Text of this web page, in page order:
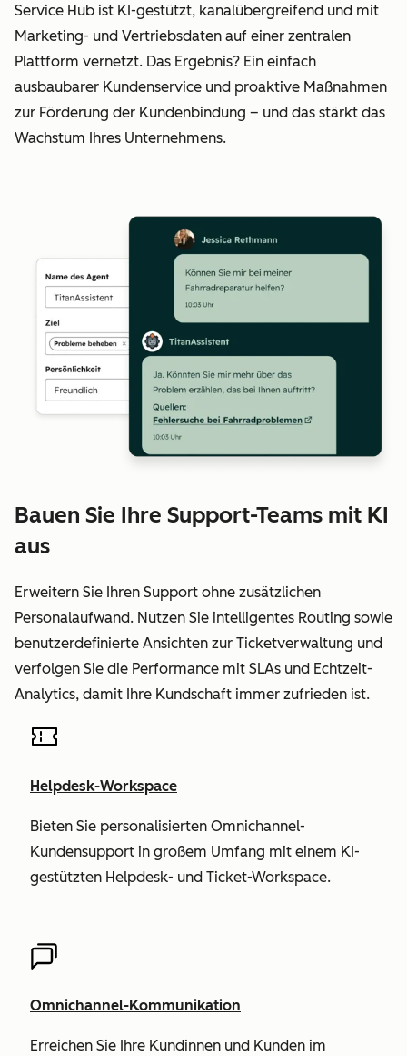
Service Hub ist KI-gestützt, kanalübergreifend und mit
Marketing- und Vertriebsdaten auf einer zentralen
Plattform vernetzt. Das Ergebnis? Ein einfach
ausbaubarer Kundenservice und proaktive Maßnahmen
zur Förderung der Kundenbindung – und das stärkt das
Wachstum Ihres Unternehmens.
Bauen Sie Ihre Support-Teams mit KI
aus
Erweitern Sie Ihren Support ohne zusätzlichen
Personalaufwand. Nutzen Sie intelligentes Routing sowie
benutzerdefinierte Ansichten zur Ticketverwaltung und
verfolgen Sie die Performance mit SLAs und Echtzeit-
Analytics, damit Ihre Kundschaft immer zufrieden ist.
Helpdesk-Workspace
Bieten Sie personalisierten Omnichannel-
Kundensupport in großem Umfang mit einem KI-
gestützten Helpdesk- und Ticket-Workspace.
Omnichannel-Kommunikation
Erreichen Sie Ihre Kundinnen und Kunden im